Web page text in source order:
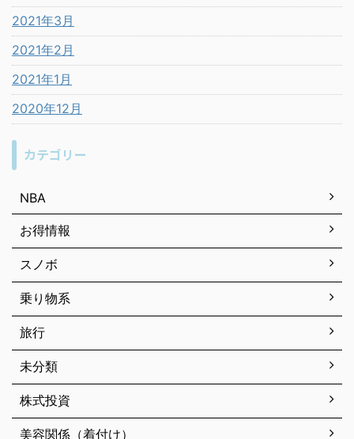
2021年3月
2021年2月
2021年1月
2020年12月
カテゴリー
NBA
お得情報
スノボ
乗り物系
旅行
未分類
株式投資
美容関係（着付け）